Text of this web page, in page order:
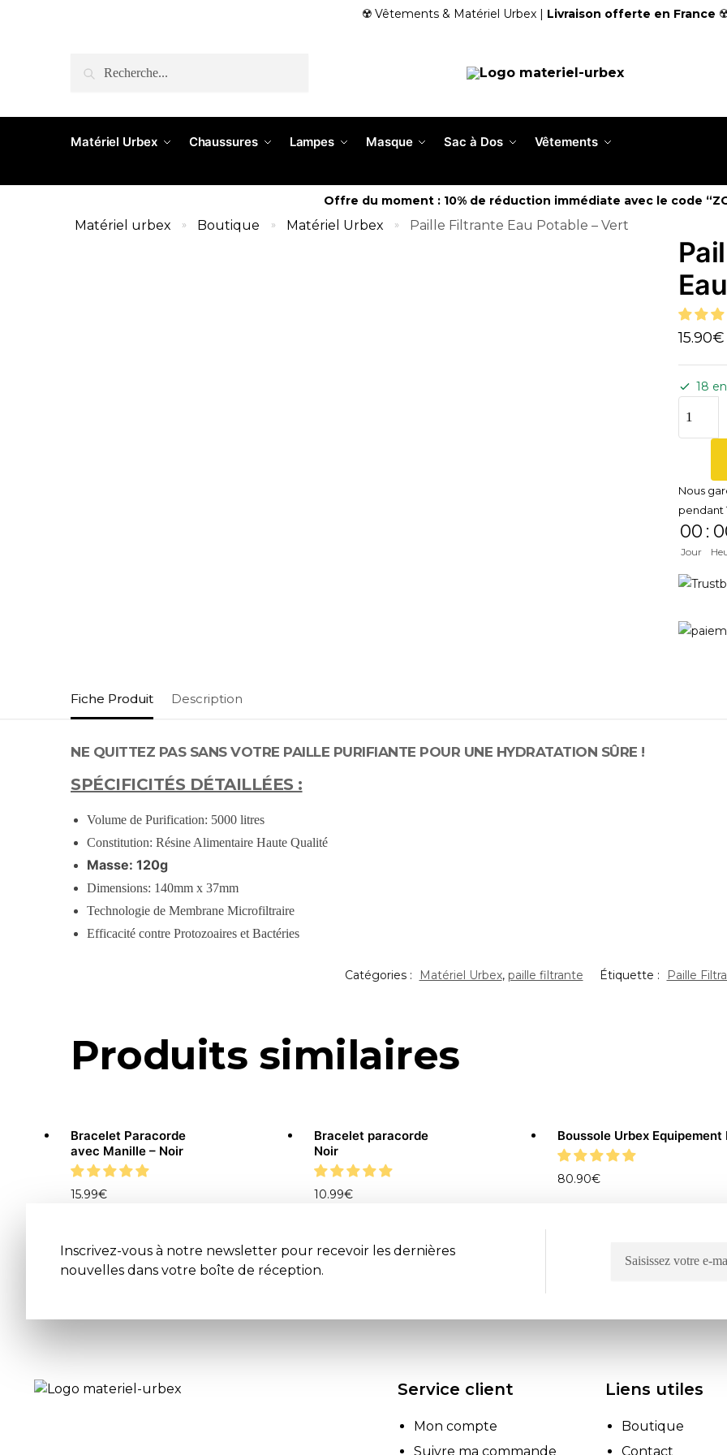
☢️ Vêtements & Matériel Urbex | Livraison offerte en France
Matériel Urbex Chaussures Lampes Masque Sac à Dos Vêtements
Offre du moment : 10% de réduction immédiate avec le code
Matériel urbex » Boutique » Matériel Urbex » Paille Filtrante Eau Potable – Vert
15.90€
18
Nous
pendant
00
Jour
:
Fiche Produit Description
NE QUITTEZ PAS SANS VOTRE PAILLE PURIFIANTE POUR UNE HYDRATATION SÛRE !
SPÉCIFICITÉS DÉTAILLÉES :
Volume de Purification: 5000 litres
Constitution: Résine Alimentaire Haute Qualité
Masse: 120g
Dimensions: 140mm x 37mm
Technologie de Membrane Microfiltraire
Efficacité contre Protozoaires et Bactéries
Catégories : Matériel Urbex, paille filtrante Étiquette : Paille
Produits similaires
Bracelet Paracorde
avec Manille – Noir
15.99€
Bracelet paracorde
Noir
10.99€
Boussole Urbex
80.90€
Inscrivez-vous à notre newsletter pour recevoir les dernières
nouvelles dans votre boîte de réception.
Service client
Mon compte
Suivre ma commande
Liens utiles
Boutique
Contact